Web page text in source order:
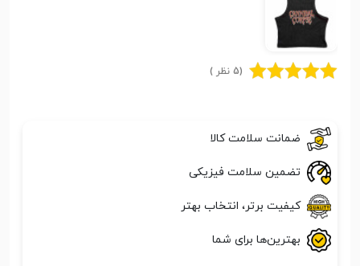
(5 نظر )
ضمانت سلامت کالا
تضمین سلامت فیزیکی
کیفیت برتر، انتخاب بهتر
بهترین‌ها برای شما